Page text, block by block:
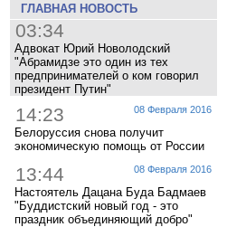
ГЛАВНАЯ НОВОСТЬ
03:34
Адвокат Юрий Новолодский
"Абрамидзе это один из тех
предпринимателей о ком говорил
президент Путин"
08 Февраля 2016
14:23
Белоруссия снова получит
экономическую помощь от России
08 Февраля 2016
13:44
Настоятель Дацана Буда Бадмаев
"Буддистский новый год - это
праздник объединяющий добро"